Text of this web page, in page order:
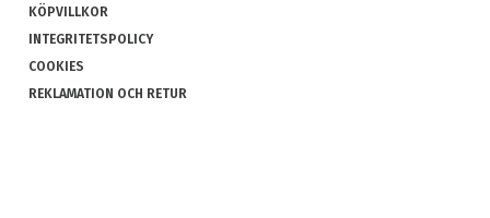
KÖPVILLKOR
INTEGRITETSPOLICY
COOKIES
REKLAMATION OCH RETUR